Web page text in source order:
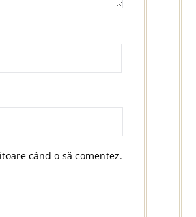
când o să comentez.